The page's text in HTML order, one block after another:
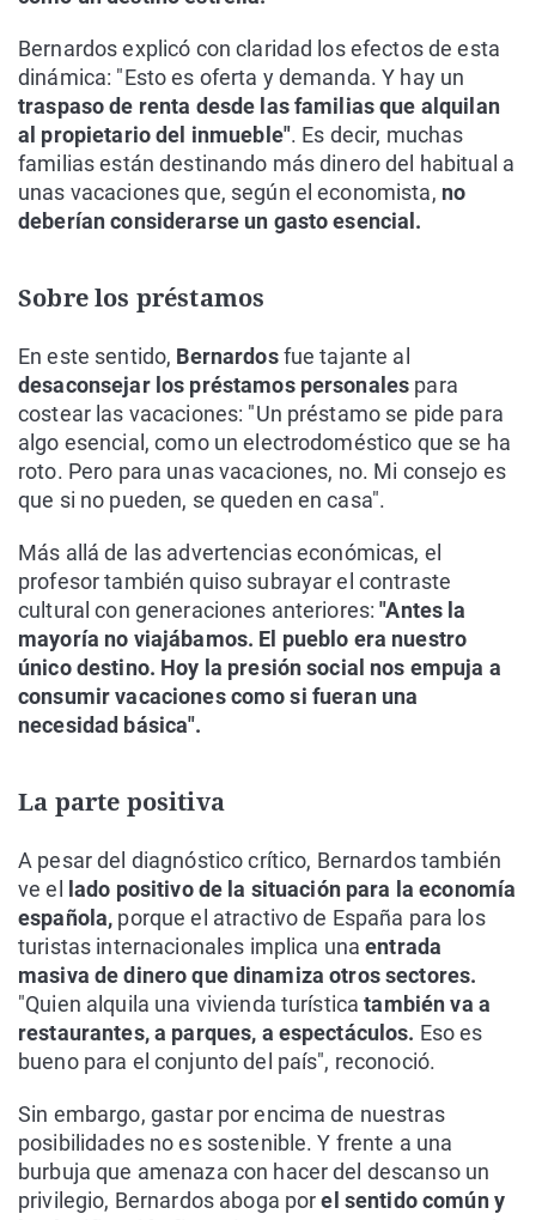
Bernardos explicó con claridad los efectos de esta
dinámica: "Esto es oferta y demanda. Y hay un
traspaso de renta desde las familias que alquilan
al propietario del inmueble". Es decir, muchas
familias están destinando más dinero del habitual a
unas vacaciones que, según el economista, no
deberían considerarse un gasto esencial.
Sobre los préstamos
En este sentido, Bernardosfue tajante al
desaconsejar los préstamos personales para
costear las vacaciones: "Un préstamo se pide para
algo esencial, como un electrodoméstico que se ha
roto. Pero para unas vacaciones, no. Mi consejo es
que si no pueden, se queden en casa".
Más allá de las advertencias económicas, el
profesor también quiso subrayar el contraste
cultural con generaciones anteriores:"Antes la
mayoría no viajábamos. El pueblo era nuestro
único destino. Hoy la presión social nos empuja a
consumir vacaciones como si fueran una
necesidad básica".
La parte positiva
A pesar del diagnóstico crítico, Bernardos también
ve el
lado positivo de la situación para la economía
española, porque el atractivo de España para los
turistas internacionales implica unaentrada
masiva de dinero que dinamiza otros sectores.
"Quien alquila una vivienda turística también va a
restaurantes, a parques, a espectáculos. Eso es
bueno para el conjunto del país", reconoció.
Sin embargo, gastar por encima de nuestras
posibilidades no es sostenible. Y frente a una
burbuja que amenaza con hacer del descanso un
privilegio, Bernardos aboga porel sentido común y